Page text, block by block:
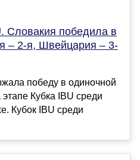
Словакия победила в
– 2-я, Швейцария – 3-
победу в одиночной
Кубка IBU среди
Кубок IBU среди